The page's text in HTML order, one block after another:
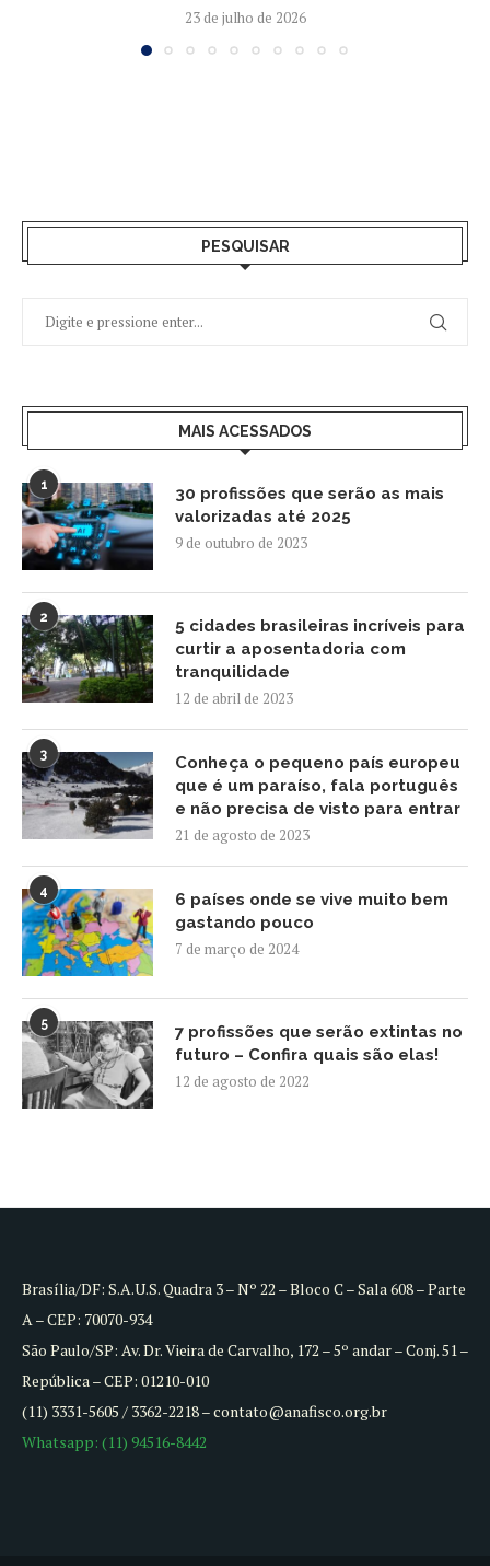
23 de julho de 2026
PESQUISAR
MAIS ACESSADOS
1
30 profissões que serão as mais
valorizadas até 2025
9 de outubro de 2023
2
5 cidades brasileiras incríveis para
curtir a aposentadoria com
tranquilidade
12 de abril de 2023
3
Conheça o pequeno país europeu
que é um paraíso, fala português
e não precisa de visto para entrar
21 de agosto de 2023
4
6 países onde se vive muito bem
gastando pouco
7 de março de 2024
5
7 profissões que serão extintas no
futuro – Confira quais são elas!
12 de agosto de 2022
Brasília/DF: S.A.U.S. Quadra 3 – Nº 22 – Bloco C – Sala 608 – Parte
A – CEP: 70070-934
São Paulo/SP: Av. Dr. Vieira de Carvalho, 172 – 5º andar – Conj. 51 –
República – CEP: 01210-010
(11) 3331-5605 / 3362-2218 – contato@anafisco.org.br
Whatsapp: (11) 94516-8442